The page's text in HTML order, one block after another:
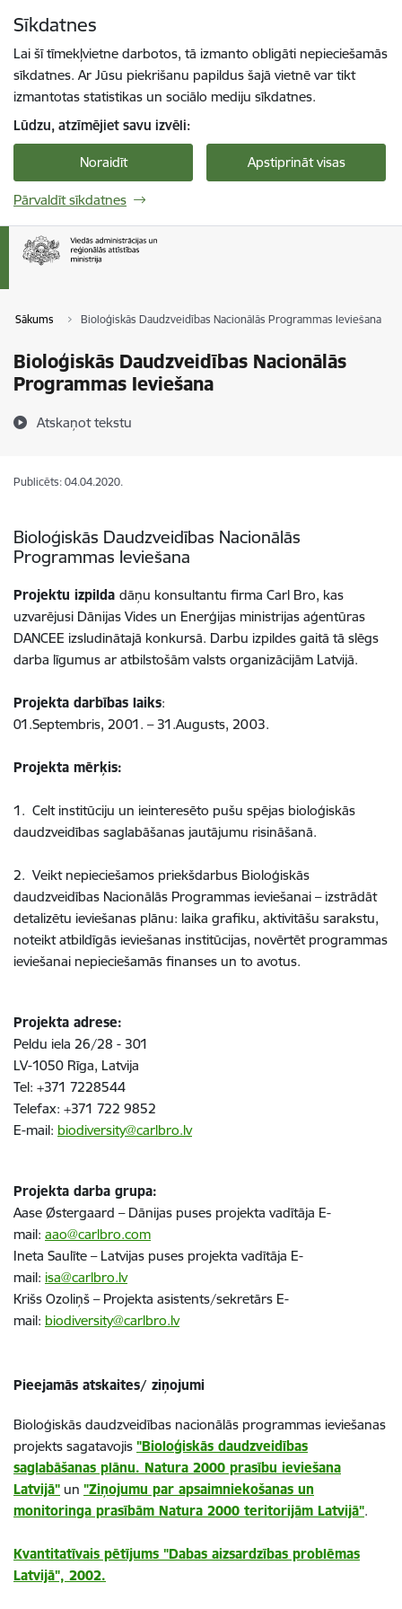
Sīkdatnes
Lai šī tīmekļvietne darbotos, tā izmanto obligāti nepieciešamās
sīkdatnes. Ar Jūsu piekrišanu papildus šajā vietnē var tikt
izmantotas statistikas un sociālo mediju sīkdatnes.
Lūdzu, atzīmējiet savu izvēli:
Noraidīt Apstiprināt visas
Pārvaldīt sīkdatnes
Sākums Bioloģiskās Daudzveidības Nacionālās Programmas Ieviešana
Bioloģiskās Daudzveidības Nacionālās
Programmas Ieviešana
Atskaņot tekstu
Publicēts: 04.04.2020.
Bioloģiskās Daudzveidības Nacionālās
Programmas Ieviešana
Projektu izpilda dāņu konsultantu firma Carl Bro, kas
uzvarējusi Dānijas Vides un Enerģijas ministrijas aģentūras
DANCEE izsludinātajā konkursā. Darbu izpildes gaitā tā slēgs
darba līgumus ar atbilstošām valsts organizācijām Latvijā.
Projekta darbības laiks:
01.Septembris, 2001. – 31.Augusts, 2003.
Projekta mērķis:
1. Celt institūciju un ieinteresēto pušu spējas bioloģiskās
daudzveidības saglabāšanas jautājumu risināšanā.
2. Veikt nepieciešamos priekšdarbus Bioloģiskās
daudzveidības Nacionālās Programmas ieviešanai – izstrādāt
detalizētu ieviešanas plānu: laika grafiku, aktivitāšu sarakstu,
noteikt atbildīgās ieviešanas institūcijas, novērtēt programmas
ieviešanai nepieciešamās finanses un to avotus.
Projekta adrese:
Peldu iela 26/28 - 301
LV-1050 Rīga, Latvija
Tel: +371 7228544
Telefax: +371 722 9852
E-mail: biodiversity@carlbro.lv
Projekta darba grupa:
Aase Østergaard – Dānijas puses projekta vadītāja E-
mail: aao@carlbro.com
Ineta Saulīte – Latvijas puses projekta vadītāja E-
mail: isa@carlbro.lv
Krišs Ozoliņš – Projekta asistents/sekretārs E-
mail: biodiversity@carlbro.lv
Pieejamās atskaites/ ziņojumi
Bioloģiskās daudzveidības nacionālās programmas ieviešanas
projekts sagatavojis "Bioloģiskās daudzveidības
saglabāšanas plānu. Natura 2000 prasību ieviešana
Latvijā" un "Ziņojumu par apsaimniekošanas un
monitoringa prasībām Natura 2000 teritorijām Latvijā".
Kvantitatīvais pētījums "Dabas aizsardzības problēmas
Latvijā", 2002.